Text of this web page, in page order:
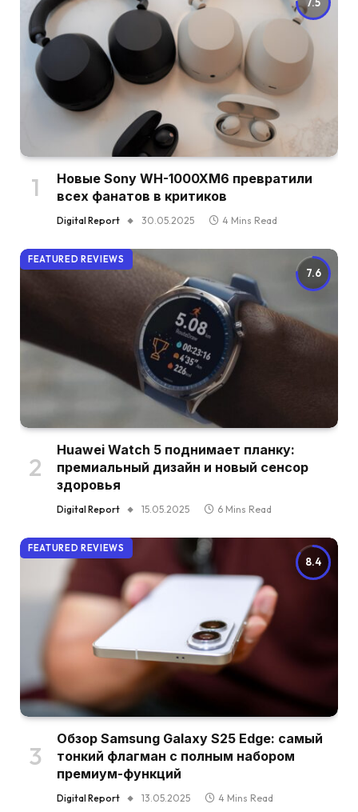
Новые Sony WH-1000XM6 превратили
всех фанатов в критиков
Digital Report 30.05.2025 4 Mins Read
7.6
FEATURED REVIEWS
Huawei Watch 5 поднимает планку:
премиальный дизайн и новый сенсор
здоровья
Digital Report 15.05.2025 6 Mins Read
8.4
FEATURED REVIEWS
Обзор Samsung Galaxy S25 Edge: самый
тонкий флагман с полным набором
премиум-функций
Digital Report 13.05.2025 4 Mins Read